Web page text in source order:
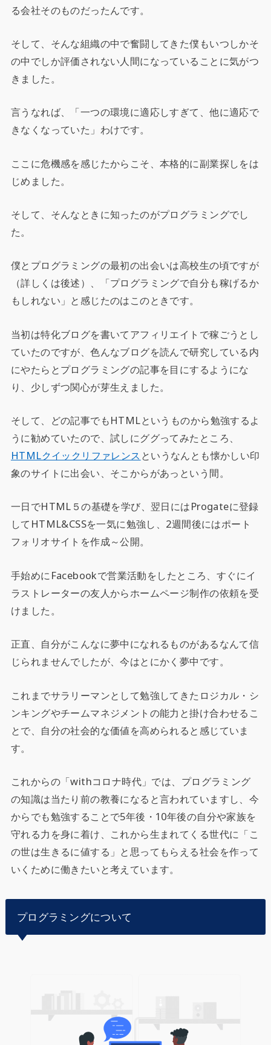
る会社そのものだったんです。
そして、そんな組織の中で奮闘してきた僕もいつしかそ
の中でしか評価されない人間になっていることに気がつ
きました。
言うなれば、「一つの環境に適応しすぎて、他に適応で
きなくなっていた」わけです。
ここに危機感を感じたからこそ、本格的に副業探しをは
じめました。
そして、そんなときに知ったのがプログラミングでし
た。
僕とプログラミングの最初の出会いは高校生の頃ですが
（詳しくは後述）、「プログラミングで自分も稼げるか
もしれない」と感じたのはこのときです。
当初は特化ブログを書いてアフィリエイトで稼ごうとし
ていたのですが、色んなブログを読んで研究している内
にやたらとプログラミングの記事を目にするようにな
り、少しずつ関心が芽生えました。
そして、どの記事でもHTMLというものから勉強するよ
うに勧めていたので、試しにググってみたところ、
HTMLクイックリファレンス というなんとも懐かしい印
象のサイトに出会い、そこからがあっという間。
一日でHTML５の基礎を学び、翌日にはProgateに登録
してHTML&CSSを一気に勉強し、2週間後にはポート
フォリオサイトを作成～公開。
手始めにFacebookで営業活動をしたところ、すぐにイ
ラストレーターの友人からホームページ制作の依頼を受
けました。
正直、自分がこんなに夢中になれるものがあるなんて信
じられませんでしたが、今はとにかく夢中です。
これまでサラリーマンとして勉強してきたロジカル・シ
ンキングやチームマネジメントの能力と掛け合わせるこ
とで、自分の社会的な価値を高められると感じていま
す。
これからの「withコロナ時代」では、プログラミング
の知識は当たり前の教養になると言われていますし、今
からでも勉強することで5年後・10年後の自分や家族を
守れる力を身に着け、これから生まれてくる世代に「こ
の世は生きるに値する」と思ってもらえる社会を作って
いくために働きたいと考えています。
プログラミングについて